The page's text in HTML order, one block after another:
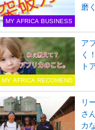
MY AFRICA BUSINESS
磨
MY AFRICA RECOMEND
ア
く
ト
リ
さ
カ